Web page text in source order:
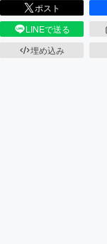
ポスト
LINEで送る
埋め込み